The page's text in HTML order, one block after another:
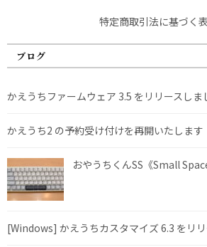
特定商取引法に基づく
ブログ
かえうちファームウェア 3.5 をリリースしま
かえうち2 の予約受け付けを再開いたします
おやうちくんSS《Small
[Windows] かえうちカスタマイズ 6.3 をリ